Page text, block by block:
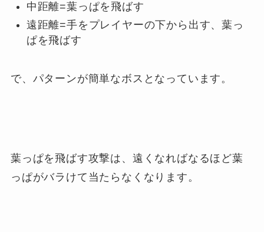
中距離=葉っぱを飛ばす
遠距離=手をプレイヤーの下から出す、葉っ
ぱを飛ばす
で、パターンが簡単なボスとなっています。
葉っぱを飛ばす攻撃は、遠くなればなるほど葉
っぱがバラけて当たらなくなります。